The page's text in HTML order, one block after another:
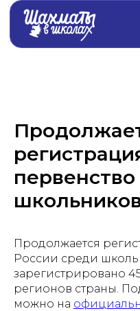
Продолжается
России среди
зарегистрировано
регионов страны.
можно на